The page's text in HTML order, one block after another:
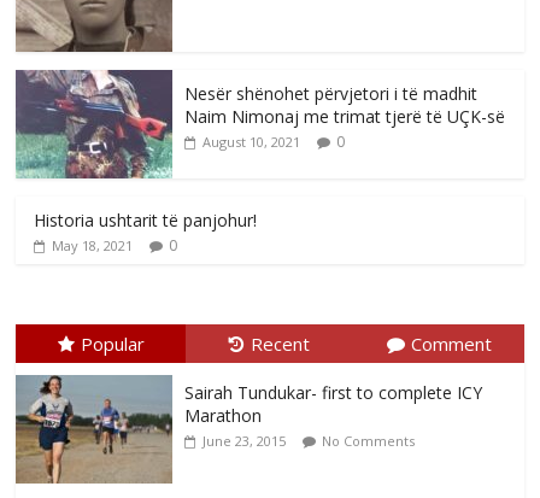
Nesër shënohet përvjetori i të madhit
Naim Nimonaj me trimat tjerë të UÇK-së
August 10, 2021 0
Historia ushtarit të panjohur!
May 18, 2021 0
Popular Recent Comment
Sairah Tundukar- first to complete ICY
Marathon
June 23, 2015 No Comments